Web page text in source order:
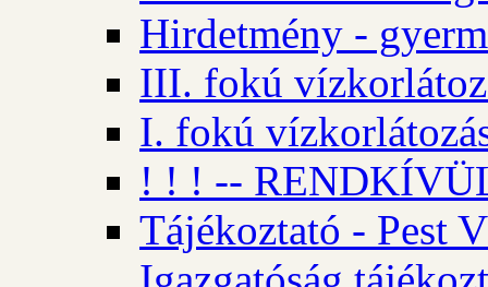
Hirdetmény -
III. fokú
I. fokú
! ! ! --
Tájékoztató - Pest